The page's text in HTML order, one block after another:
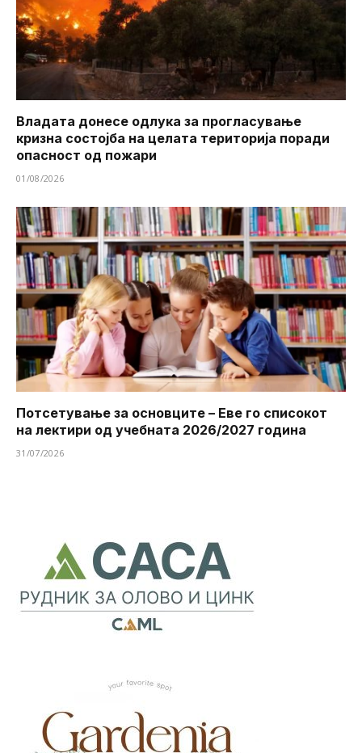
Владата донесе одлука за прогласување
кризна состојба на целата територија поради
опасност од пожари
01/08/2026
Потсетување за основците – Еве го списокот
на лектири од учебната 2026/2027 година
31/07/2026